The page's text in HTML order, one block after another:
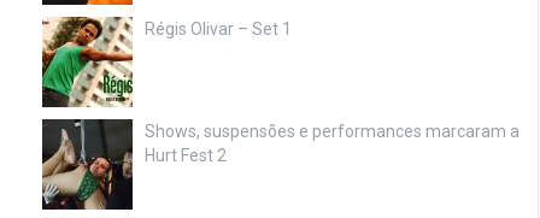
Régis Olivar – Set 1
Shows, suspensões e performances marcaram a
Hurt Fest 2